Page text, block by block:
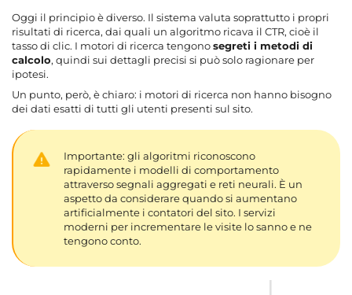
Oggi il principio è diverso. Il sistema valuta soprattutto i propri
risultati di ricerca, dai quali un algoritmo ricava il CTR, cioè il
tasso di clic. I motori di ricerca tengonosegreti i metodi di
calcolo, quindi sui dettagli precisi si può solo ragionare per
ipotesi.
Un punto, però, è chiaro: i motori di ricerca non hanno bisogno
dei dati esatti di tutti gli utenti presenti sul sito.
Importante: gli algoritmi riconoscono
rapidamente i modelli di comportamento
attraverso segnali aggregati e reti neurali. È un
aspetto da considerare quando si aumentano
artificialmente i contatori del sito. I servizi
moderni per incrementare le visite lo sanno e ne
tengono conto.